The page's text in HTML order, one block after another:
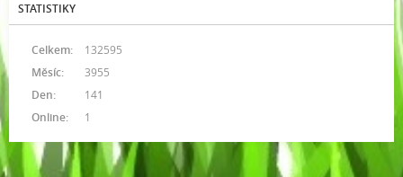
STATISTIKY
Online: 1
Celkem:
132595
Měsíc:
3955
Den:
141